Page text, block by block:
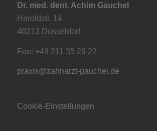
Dr. med. dent. Achim Gauchel
Haroldstr. 14
40213 Düsseldorf
Fon: +49 211 35 29 22
praxis@zahnarzt-gauchel.de
Cookie-Einstellungen